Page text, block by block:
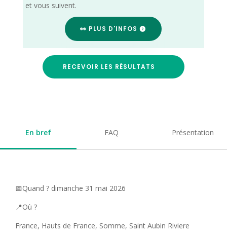
et vous suivent.
👀 PLUS D'INFOS
RECEVOIR LES RÉSULTATS
En bref FAQ Présentation
📅Quand ? dimanche 31 mai 2026
📍Où ?
France, Hauts de France, Somme, Saint Aubin Riviere